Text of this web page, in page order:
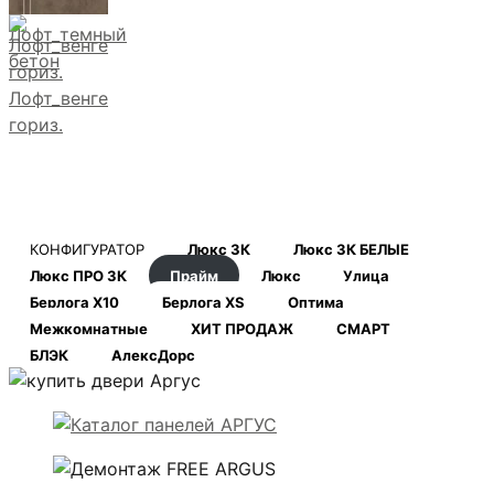
Лофт_темный
бетон
Лофт_венге
гориз.
КОНФИГУРАТОР Люкс 3К
Люкс 3К БЕЛЫЕ
Люкс ПРО 3К
Прайм Люкс
Улица
Берлога Х10
Берлога XS
Оптима
Межкомнатные
ХИТ ПРОДАЖ
СМАРТ
БЛЭК
АлексДорс